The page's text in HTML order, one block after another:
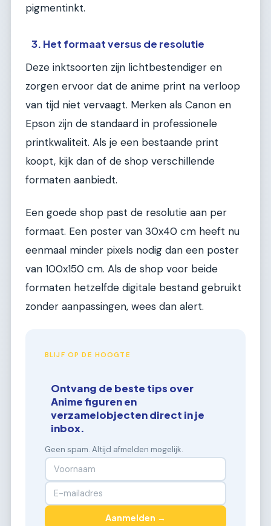
pigmentinkt.
3. Het formaat versus de resolutie
Deze inktsoorten zijn lichtbestendiger en
zorgen ervoor dat de anime print na verloop
van tijd niet vervaagt. Merken als Canon en
Epson zijn de standaard in professionele
printkwaliteit. Als je een bestaande print
koopt, kijk dan of de shop verschillende
formaten aanbiedt.
Een goede shop past de resolutie aan per
formaat. Een poster van 30x40 cm heeft nu
eenmaal minder pixels nodig dan een poster
van 100x150 cm. Als de shop voor beide
formaten hetzelfde digitale bestand gebruikt
zonder aanpassingen, wees dan alert.
BLIJF OP DE HOOGTE
Ontvang de beste tips over
Anime figuren en
verzamelobjecten direct in je
inbox.
Geen spam. Altijd afmelden mogelijk.
Aanmelden →